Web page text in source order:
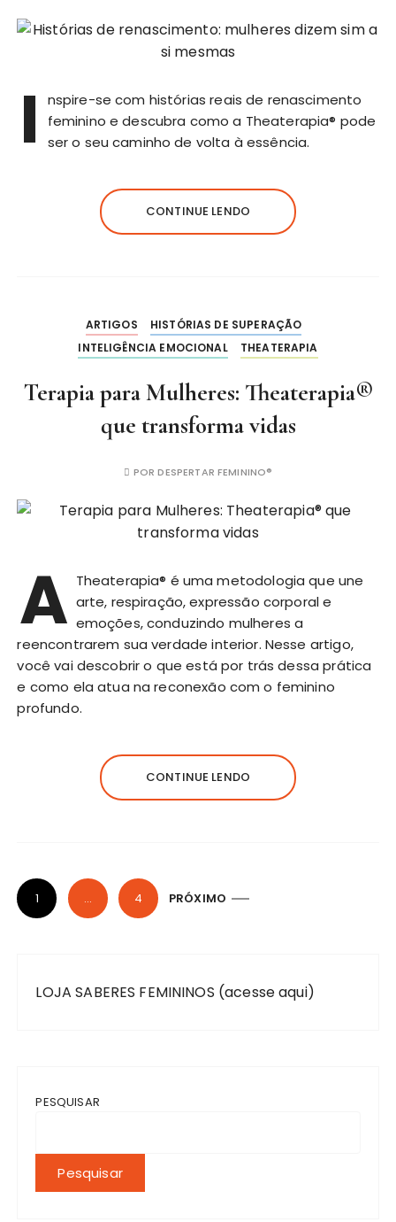
I
nspire-se com histórias reais de renascimento
feminino e descubra como a Theaterapia® pode
ser o seu caminho de volta à essência.
CONTINUE LENDO
ARTIGOS
HISTÓRIAS DE SUPERAÇÃO
INTELIGÊNCIA EMOCIONAL
THEATERAPIA
Terapia para Mulheres: Theaterapia®
que transforma vidas
PORDESPERTAR FEMININO®
A Theaterapia® é uma metodologia que une
arte, respiração, expressão corporal e
emoções, conduzindo mulheres a
reencontrarem sua verdade interior. Nesse artigo,
você vai descobrir o que está por trás dessa prática
e como ela atua na reconexão com o feminino
profundo.
CONTINUE LENDO
1 … 4 PRÓXIMO
LOJA SABERES FEMININOS (acesse aqui)
PESQUISAR
Pesquisar